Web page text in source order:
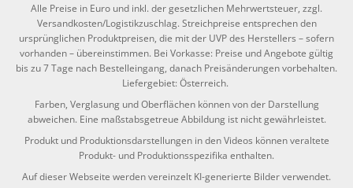
Alle Preise in Euro und inkl. der gesetzlichen Mehrwertsteuer, zzgl.
Versandkosten/Logistikzuschlag. Streichpreise entsprechen den
ursprünglichen Produktpreisen, die mit der UVP des Herstellers – sofern
vorhanden – übereinstimmen. Bei Vorkasse: Preise und Angebote gültig
bis zu 7 Tage nach Bestelleingang, danach Preisänderungen vorbehalten.
Liefergebiet: Österreich.
Farben, Verglasung und Oberflächen können von der Darstellung
abweichen. Eine maßstabsgetreue Abbildung ist nicht gewährleistet.
Produkt und Produktionsdarstellungen in den Videos können veraltete
Produkt- und Produktionsspezifika enthalten.
Auf dieser Webseite werden vereinzelt KI-generierte Bilder verwendet.